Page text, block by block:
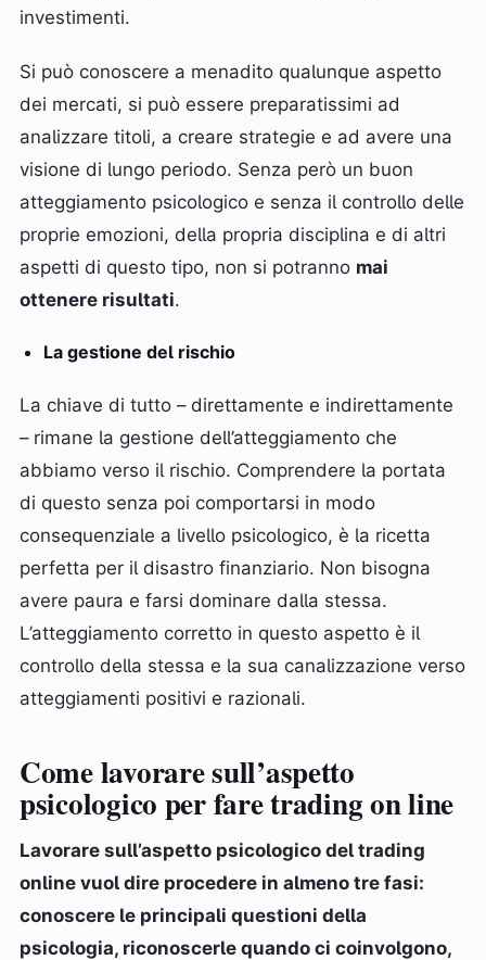
investimenti.
Si può conoscere a menadito qualunque aspetto
dei mercati, si può essere preparatissimi ad
analizzare titoli, a creare strategie e ad avere una
visione di lungo periodo. Senza però un buon
atteggiamento psicologico e senza il controllo delle
proprie emozioni, della propria disciplina e di altri
aspetti di questo tipo, non si potranno mai
ottenere risultati.
La gestione del rischio
La chiave di tutto – direttamente e indirettamente
– rimane la gestione dell’atteggiamento che
abbiamo verso il rischio. Comprendere la portata
di questo senza poi comportarsi in modo
consequenziale a livello psicologico, è la ricetta
perfetta per il disastro finanziario. Non bisogna
avere paura e farsi dominare dalla stessa.
L’atteggiamento corretto in questo aspetto è il
controllo della stessa e la sua canalizzazione verso
atteggiamenti positivi e razionali.
Come lavorare sull’aspetto
psicologico per fare trading on line
Lavorare sull’aspetto psicologico del trading
online vuol dire procedere in almeno tre fasi:
conoscere le principali questioni della
psicologia, riconoscerle quando ci coinvolgono,